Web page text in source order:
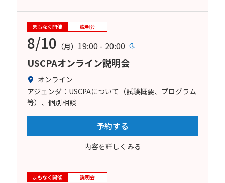
まもなく開催 説明会
8/10 （月） 19:00 - 20:00
USCPAオンライン説明会
オンライン
アジェンダ：USCPAについて（試験概要、プログラム
等）、個別相談
予約する
内容を詳しくみる
まもなく開催 説明会